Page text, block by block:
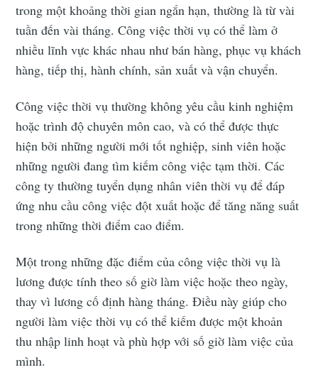
trong một khoảng thời gian ngắn hạn, thường là từ vài
tuần đến vài tháng. Công việc thời vụ có thể làm ở
nhiều lĩnh vực khác nhau như bán hàng, phục vụ khách
hàng, tiếp thị, hành chính, sản xuất và vận chuyển.
Công việc thời vụ thường không yêu cầu kinh nghiệm
hoặc trình độ chuyên môn cao, và có thể được thực
hiện bởi những người mới tốt nghiệp, sinh viên hoặc
những người đang tìm kiếm công việc tạm thời. Các
công ty thường tuyển dụng nhân viên thời vụ để đáp
ứng nhu cầu công việc đột xuất hoặc để tăng năng suất
trong những thời điểm cao điểm.
Một trong những đặc điểm của công việc thời vụ là
lương được tính theo số giờ làm việc hoặc theo ngày,
thay vì lương cố định hàng tháng. Điều này giúp cho
người làm việc thời vụ có thể kiếm được một khoản
thu nhập linh hoạt và phù hợp với số giờ làm việc của
mình.